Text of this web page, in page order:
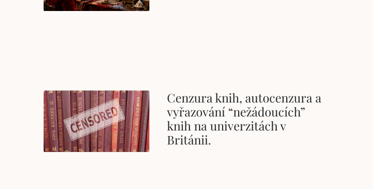
Cenzura knih, autocenzura a
vyřazování “nežádoucích”
knih na univerzitách v
Británii.